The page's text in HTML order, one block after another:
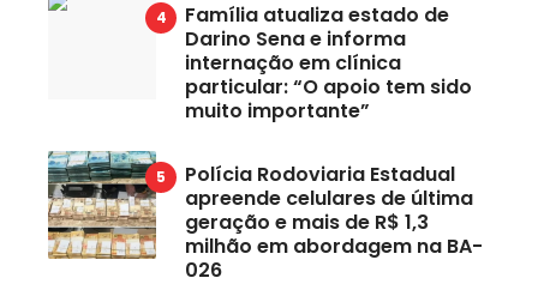
Família atualiza estado de
Darino Sena e informa
internação em clínica
particular: “O apoio tem sido
muito importante”
Polícia Rodoviaria Estadual
apreende celulares de última
geração e mais de R$ 1,3
milhão em abordagem na BA-
026